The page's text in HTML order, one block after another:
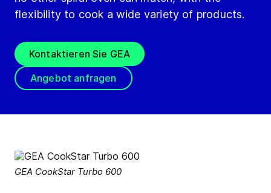
flexibility to cook a wide variety of products.
Kontaktieren Sie GEA
Angebot anfragen
GEA CookStar Turbo 600